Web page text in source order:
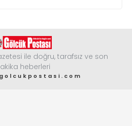
ile doğru, tarafsız ve son
heberleri